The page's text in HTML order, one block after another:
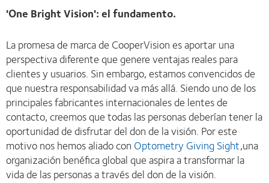
'One Bright Vision': el fundamento.
La promesa de marca de CooperVision es aportar una
perspectiva diferente que genere ventajas reales para
clientes y usuarios. Sin embargo, estamos convencidos de
que nuestra responsabilidad va más allá. Siendo uno de los
principales fabricantes internacionales de lentes de
contacto, creemos que todas las personas deberían tener la
oportunidad de disfrutar del don de la visión. Por este
motivo nos hemos aliado con Optometry Giving Sight,una
organización benéfica global que aspira a transformar la
vida de las personas a través del don de la visión.